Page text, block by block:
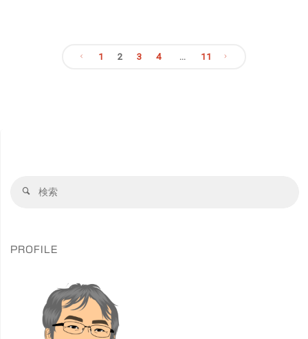
で
楽
ラ
ン
送
り
1 2 3 4 … 11
検
PROFILE